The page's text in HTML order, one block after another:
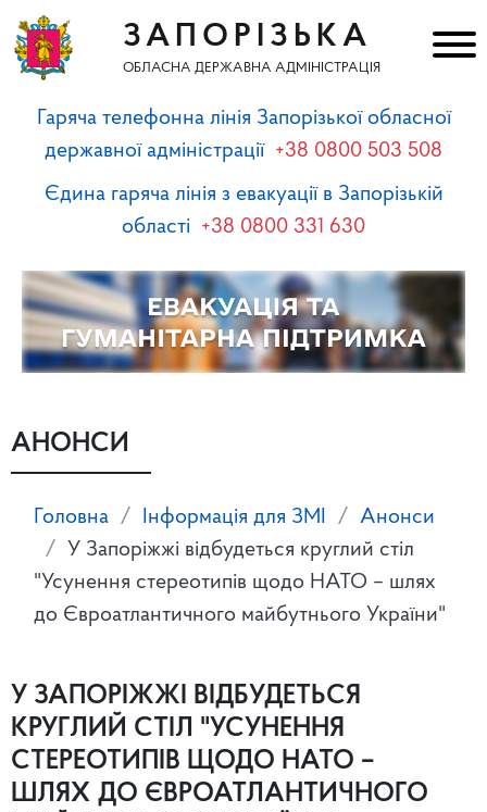
ЗАПОРІЗЬКА
ОБЛАСНА ДЕРЖАВНА АДМІНІСТРАЦІЯ
Гаряча телефонна лінія Запорізької обласної
державної адміністрації +38 0800 503 508
Єдина гаряча лінія з евакуації в Запорізькій
області +38 0800 331 630
АНОНСИ
Головна Інформація для ЗМІ
Анонси
У Запоріжжі відбудеться круглий стіл
"Усунення стереотипів щодо НАТО – шлях
до Євроатлантичного майбутнього України"
У ЗАПОРІЖЖІ ВІДБУДЕТЬСЯ
КРУГЛИЙ СТІЛ "УСУНЕННЯ
СТЕРЕОТИПІВ ЩОДО НАТО –
ШЛЯХ ДО ЄВРОАТЛАНТИЧНОГО